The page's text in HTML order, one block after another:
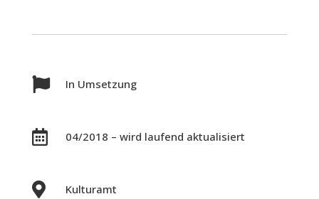
 In Umsetzung
 04/2018 – wird laufend aktualisiert
 Kulturamt